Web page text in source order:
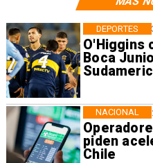
O'Higgins
Boca
DEPORTES
piden
Chile
NACIONAL